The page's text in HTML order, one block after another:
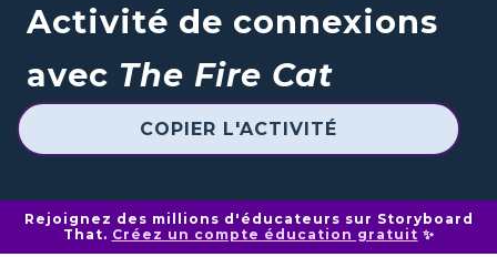
Activité de connexions
avec The Fire Cat
COPIER L'ACTIVITÉ
Rejoignez des millions d'éducateurs sur Storyboard
That. Créez un compte éducation gratuit ✨